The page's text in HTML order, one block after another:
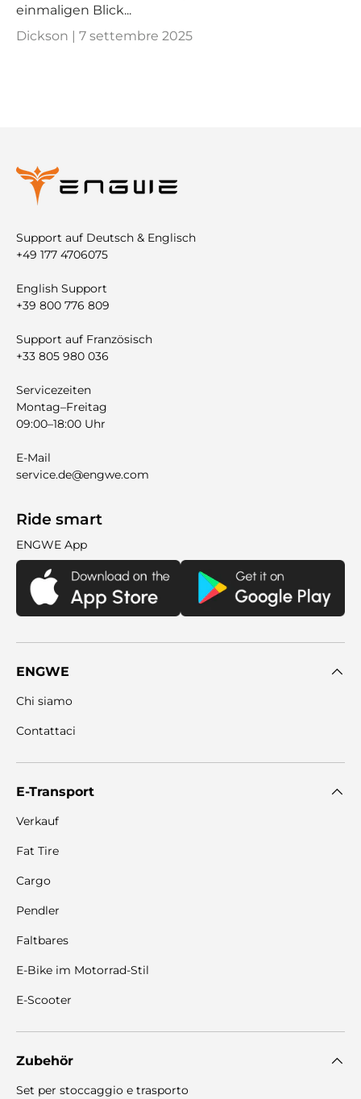
einmaligen Blick...
Dickson | 7 settembre 2025
Support auf Deutsch & Englisch
+49 177 4706075
English Support
+39 800 776 809
Support auf Französisch
+33 805 980 036
Servicezeiten
Montag–Freitag
09:00–18:00 Uhr
E-Mail
service.de@engwe.com
Ride smart
ENGWE App
ENGWE
Chi siamo
Contattaci
E-Transport
Verkauf
Fat Tire
Cargo
Pendler
Faltbares
E-Bike im Motorrad-Stil
E-Scooter
Zubehör
Set per stoccaggio e trasporto